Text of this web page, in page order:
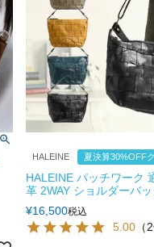
HALEINE 夏決算30%OFF
HALEINE パッチワーク
革 2WAY ショルダーバ
¥16,500税込
5.00 （